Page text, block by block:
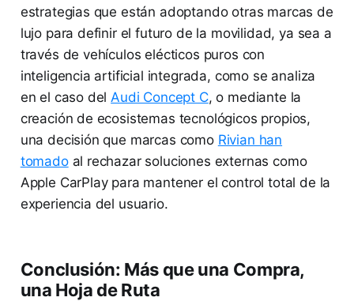
estrategias que están adoptando otras marcas de
lujo para definir el futuro de la movilidad, ya sea a
través de vehículos elécticos puros con
inteligencia artificial integrada, como se analiza
en el caso del Audi Concept C, o mediante la
creación de ecosistemas tecnológicos propios,
una decisión que marcas como Rivian han
tomadoal rechazar soluciones externas como
Apple CarPlay para mantener el control total de la
experiencia del usuario.
Conclusión: Más que una Compra,
una Hoja de Ruta